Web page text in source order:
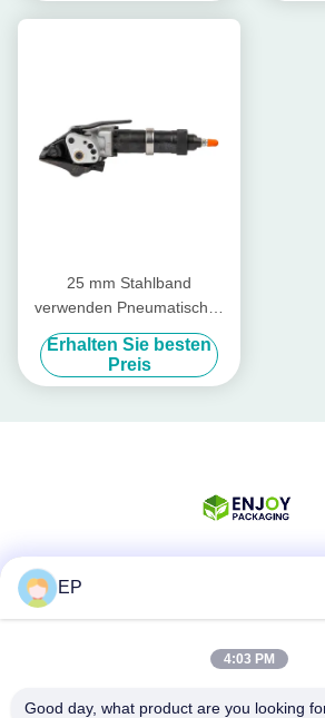
25 mm Stahlband
verwenden Pneumatisches
Gürtel Spannung
Dichtungsgerät Set
Erhalten Sie besten
Preis
Schnelle
EP
4:03 PM
Good day, what product are you looking